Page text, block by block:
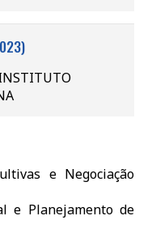
e Negociação
e Planejamento de